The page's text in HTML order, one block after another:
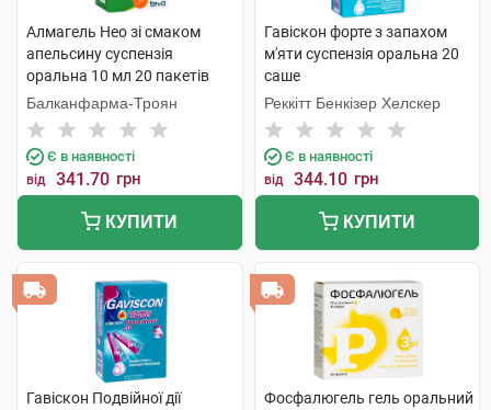
Алмагель Нео зі смаком
апельсину суспензія
оральна 10 мл 20 пакетів
Балканфарма-Троян
Є в наявності
від 341.70 грн
КУПИТИ
Гавіскон форте з запахом
м'яти суспензія оральна 20
саше
Реккітт Бенкізер Хелскер
Є в наявності
від 344.10 грн
КУПИТИ
Гавіскон Подвійної дії
Фосфалюгель гель оральний